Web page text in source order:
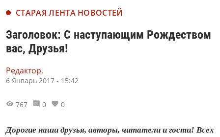
СТАРАЯ ЛЕНТА НОВОСТЕЙ
Заголовок: С наступающим Рождеством
вас, Друзья!
Редактор,
6 Январь 2017 - 15:42
767 0 0
Дорогие наши друзья, авторы, читатели и гости! Всех